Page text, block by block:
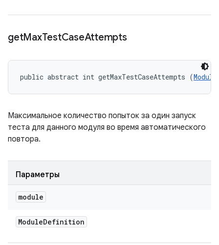
getMaxTestCaseAttempts
public abstract int getMaxTestCaseAttempts (
Максимальное количество попыток за один запуск
теста для данного модуля во время автоматического
повтора.
Параметры
module
ModuleDefinition